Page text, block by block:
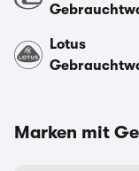
Lotus
Marken mit